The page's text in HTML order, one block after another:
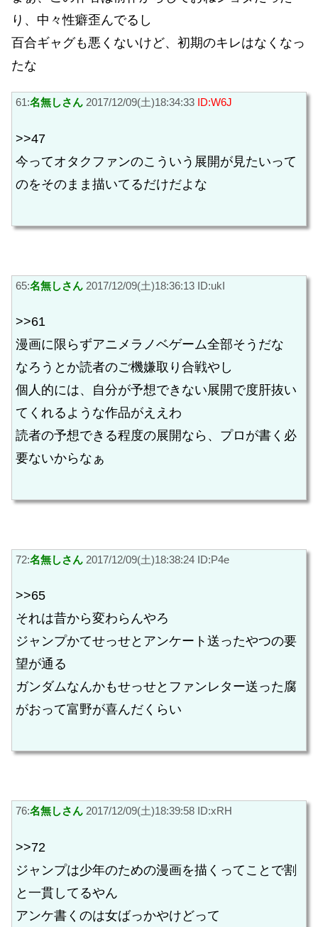
り、中々性癖歪んでるし
百合ギャグも悪くないけど、初期のキレはなくなっ
たな
61:名無しさん 2017/12/09(土)18:34:33 ID:W6J
>>47
今ってオタクファンのこういう展開が見たいって
のをそのまま描いてるだけだよな
65:名無しさん 2017/12/09(土)18:36:13 ID:ukI
>>61
漫画に限らずアニメラノベゲーム全部そうだな
なろうとか読者のご機嫌取り合戦やし
個人的には、自分が予想できない展開で度肝抜い
てくれるような作品がええわ
読者の予想できる程度の展開なら、プロが書く必
要ないからなぁ
72:名無しさん 2017/12/09(土)18:38:24 ID:P4e
>>65
それは昔から変わらんやろ
ジャンプかてせっせとアンケート送ったやつの要
望が通る
ガンダムなんかもせっせとファンレター送った腐
がおって富野が喜んだくらい
76:名無しさん 2017/12/09(土)18:39:58 ID:xRH
>>72
ジャンプは少年のための漫画を描くってことで割
と一貫してるやん
アンケ書くのは女ばっかやけどって